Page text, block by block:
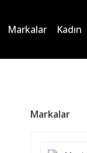
Markalar Kadın
Markalar